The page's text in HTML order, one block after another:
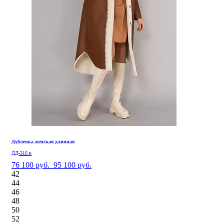
Дубленка женская длинная
ДД-316 к
76 100 руб. 95 100 руб.
42
44
46
48
50
52